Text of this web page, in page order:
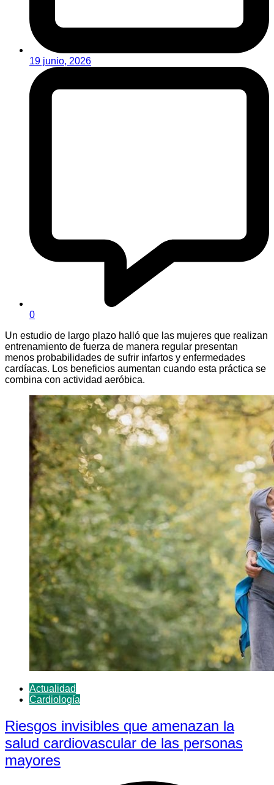
19 junio, 2026
0
Un estudio de largo plazo halló que las mujeres que realizan
entrenamiento de fuerza de manera regular presentan
menos probabilidades de sufrir infartos y enfermedades
cardíacas. Los beneficios aumentan cuando esta práctica se
combina con actividad aeróbica.
Actualidad
Cardiología
Riesgos invisibles que amenazan la
salud cardiovascular de las personas
mayores